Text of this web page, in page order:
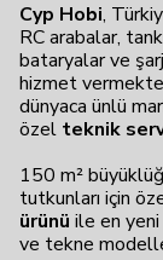
Cyp Hobi,
RC arabalar,
bataryalar ve
hizmet
dünyaca ünlü
özel teknik
150 m²
tutkunları için
ürünü ile en
ve tekne